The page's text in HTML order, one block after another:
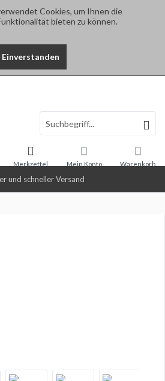
Cookies, um Ihnen die
bieten zu können.
Einverstanden
und schneller Versand
Warenkorb
Merkzettel Mein Konto